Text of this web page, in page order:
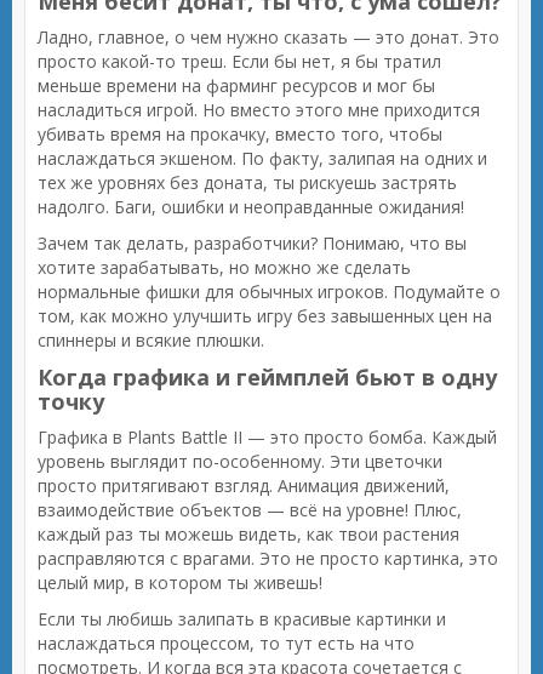
Ладно, главное, о чем нужно сказать — это донат. Это
просто какой-то треш. Если бы нет, я бы тратил
меньше времени на фарминг ресурсов и мог бы
насладиться игрой. Но вместо этого мне приходится
убивать время на прокачку, вместо того, чтобы
наслаждаться экшеном. По факту, залипая на одних и
тех же уровнях без доната, ты рискуешь застрять
надолго. Баги, ошибки и неоправданные ожидания!
Зачем так делать, разработчики? Понимаю, что вы
хотите зарабатывать, но можно же сделать
нормальные фишки для обычных игроков. Подумайте о
том, как можно улучшить игру без завышенных цен на
спиннеры и всякие плюшки.
Когда графика и геймплей бьют в одну
точку
Графика в Plants Battle II — это просто бомба. Каждый
уровень выглядит по-особенному. Эти цветочки
просто притягивают взгляд. Анимация движений,
взаимодействие объектов — всё на уровне! Плюс,
каждый раз ты можешь видеть, как твои растения
расправляются с врагами. Это не просто картинка, это
целый мир, в котором ты живешь!
Если ты любишь залипать в красивые картинки и
наслаждаться процессом, то тут есть на что
посмотреть. И когда вся эта красота сочетается с